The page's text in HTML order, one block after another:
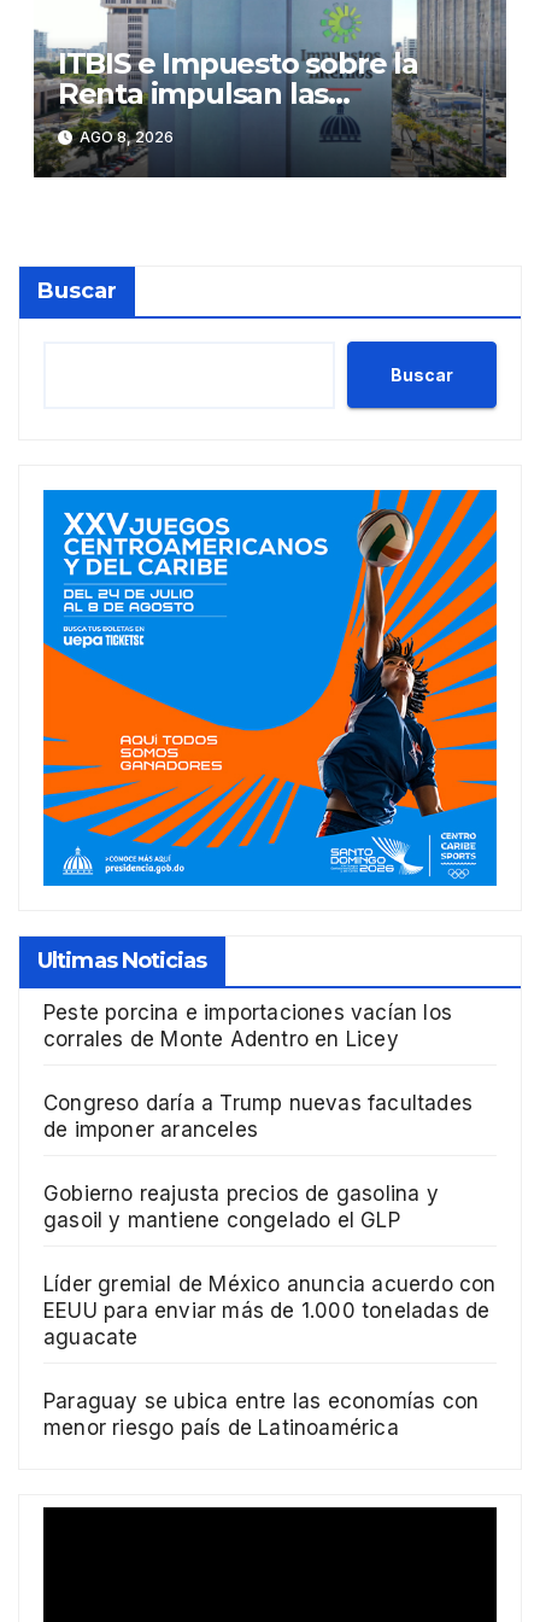
ITBIS e Impuesto sobre la
Renta impulsan las
recaudaciones de la DGII;
superan los RD$81,475
millones en julio
AGO 8, 2026
Buscar
Buscar
Ultimas Noticias
Peste porcina e importaciones vacían los
corrales de Monte Adentro en Licey
Congreso daría a Trump nuevas facultades
de imponer aranceles
Gobierno reajusta precios de gasolina y
gasoil y mantiene congelado el GLP
Líder gremial de México anuncia acuerdo con
EEUU para enviar más de 1.000 toneladas de
aguacate
Paraguay se ubica entre las economías con
menor riesgo país de Latinoamérica